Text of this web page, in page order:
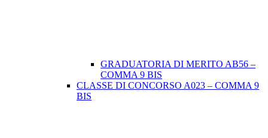
GRADUATORIA DI MERITO AB56 –
COMMA 9 BIS
CLASSE DI CONCORSO A023 – COMMA 9
BIS